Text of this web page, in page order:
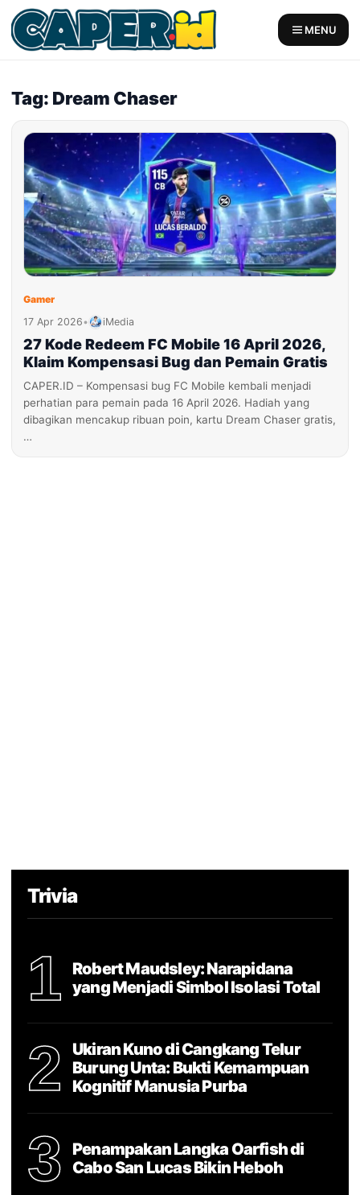
Skip
to
content
MENU
Tag: Dream Chaser
Gamer
17 Apr 2026• iMedia
27 Kode Redeem FC Mobile 16 April 2026,
Klaim Kompensasi Bug dan Pemain Gratis
CAPER.ID – Kompensasi bug FC Mobile kembali menjadi
perhatian para pemain pada 16 April 2026. Hadiah yang
dibagikan mencakup ribuan poin, kartu Dream Chaser gratis,
…
Trivia
1
Robert Maudsley: Narapidana
yang Menjadi Simbol Isolasi Total
2
Ukiran Kuno di Cangkang Telur
Burung Unta: Bukti Kemampuan
Kognitif Manusia Purba
3
Penampakan Langka Oarfish di
Cabo San Lucas Bikin Heboh